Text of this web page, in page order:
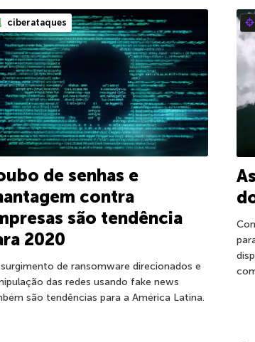
ciberataques
de senhas e
contra
são tendência
2020
de ransomware direcionados e
das redes usando fake news
são tendências para a América Latina.